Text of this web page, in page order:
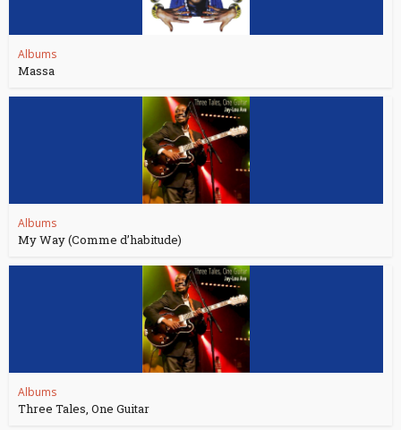
Albums
Massa
Albums
My Way (Comme d’habitude)
Albums
Three Tales, One Guitar